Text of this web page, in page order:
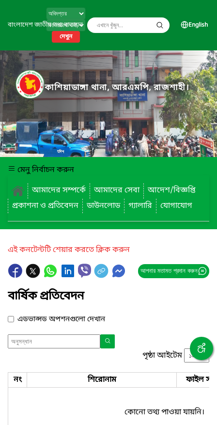
বাংলাদেশ জাতীয় তথ্য বাতায়ন
দেখুন
English
কাশিয়াডাঙ্গা থানা, আরএমপি, রাজশাহী।
মেনু নির্বাচন করুন
আমাদের সম্পর্কে
আমাদের সেবা
আদেশ/বিজ্ঞপ্তি
প্রকাশনা ও প্রতিবেদন
ডাউনলোড গ্যালারি যোগাযোগ
এই কনটেন্টটি শেয়ার করতে ক্লিক করুন
আপনার মতামত প্রদান করুন
বার্ষিক প্রতিবেদন
এডভান্সড অপশনগুলো দেখান
পৃষ্ঠা আইটেম
নং শিরোনাম ফাইল
কোনো তথ্য পাওয়া যায়নি।